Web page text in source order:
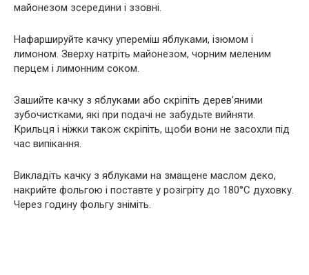
майонезом зсередини і ззовні.
Нафаршируйте качку упереміш яблуками, ізюмом і
лимоном. Зверху натріть майонезом, чорним меленим
перцем і лимонним соком.
Зашийте качку з яблуками або скріпіть дерев’яними
зубочистками, які при подачі не забудьте вийняти.
Крильця і ніжки також скріпіть, щоби вони не засохли під
час випікання.
Викладіть качку з яблуками на змащене маслом деко,
накрийте фольгою і поставте у розігріту до 180°С духовку.
Через годину фольгу зніміть.